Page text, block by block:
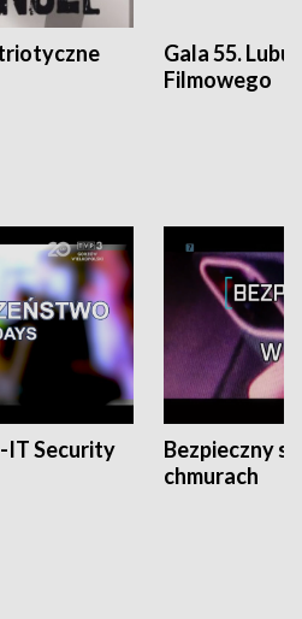
Gala 55.
Filmowego
IT Security
Bezpieczny
chmurach